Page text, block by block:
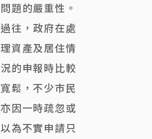
問題的嚴重性。
過往，政府在處
理資產及居住情
況的申報時比較
寬鬆，不少市民
亦因一時疏忽或
以為不實申請只